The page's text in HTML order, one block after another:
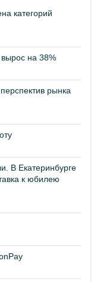
категорий
на 38%
рынка
В Екатеринбурге
к юбилею